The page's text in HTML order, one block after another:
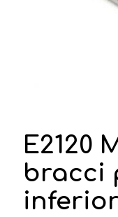
E2120
bracci